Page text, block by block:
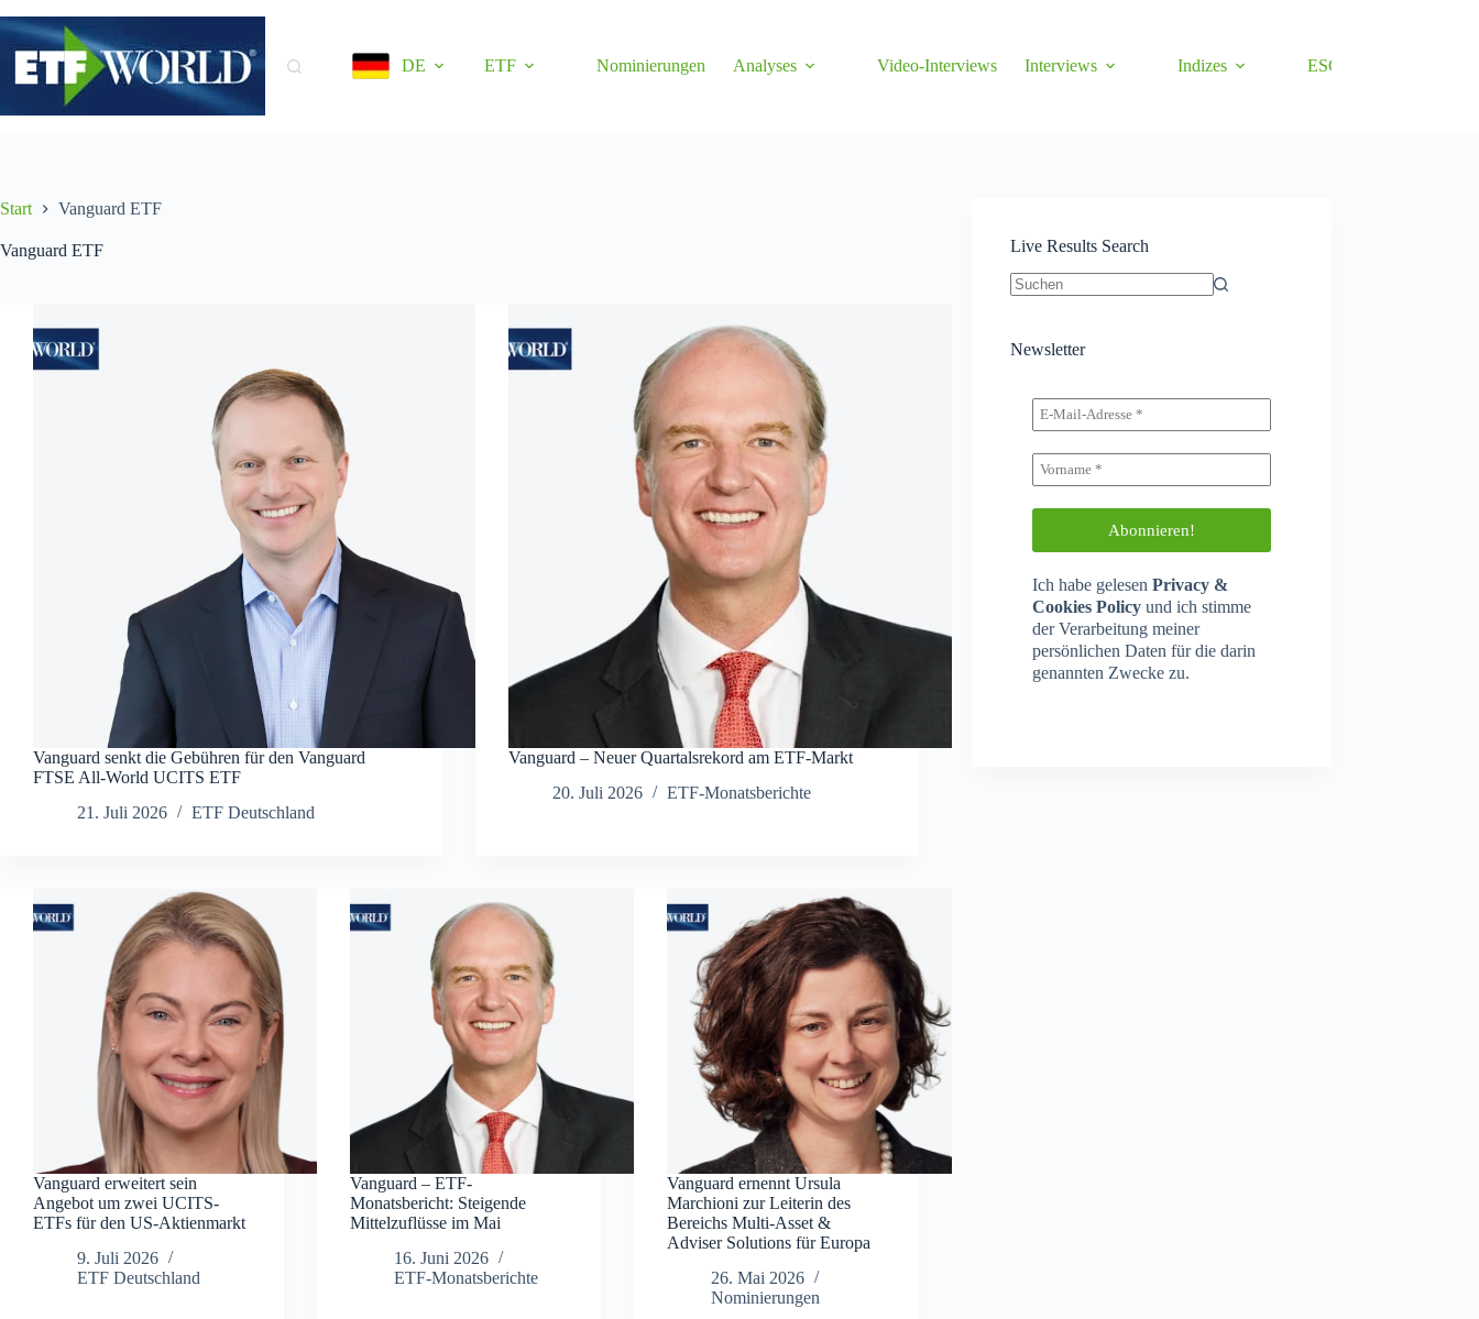
Inhalt
springen
DE
ETF Nominierungen Analyses Video-Interviews Interviews Indizes ESG
Start Vanguard ETF
Vanguard ETF
Vanguard senkt die Gebühren für den Vanguard
FTSE All-World UCITS ETF
21. Juli 2026
ETF Deutschland
Vanguard – Neuer Quartalsrekord am ETF-Markt
20. Juli 2026
ETF-Monatsberichte
Vanguard erweitert sein
Angebot um zwei UCITS-
ETFs für den US-Aktienmarkt
9. Juli 2026
ETF Deutschland
Vanguard – ETF-
Monatsbericht: Steigende
Mittelzuflüsse im Mai
16. Juni 2026
ETF-Monatsberichte
Vanguard ernennt Ursula
Marchioni zur Leiterin des
Bereichs Multi-Asset &
Adviser Solutions für Europa
26. Mai 2026
Nominierungen
Live Results Search
Newsletter
Ich habe gelesenPrivacy &
Cookies Policy und ich stimme
der Verarbeitung meiner
persönlichen Daten für die darin
genannten Zwecke zu.